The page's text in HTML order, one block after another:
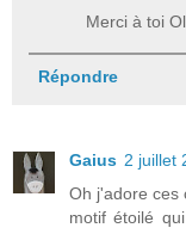
Merci à toi
Répondre
Gaius 2 juillet
Oh j'adore ces
motif étoilé